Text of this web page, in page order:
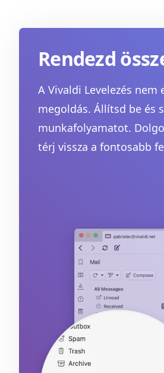
Rendezd
A Vivaldi Levelezés
megoldás. Állítsd be és
munkafolyamatot.
térj vissza a fontosabb